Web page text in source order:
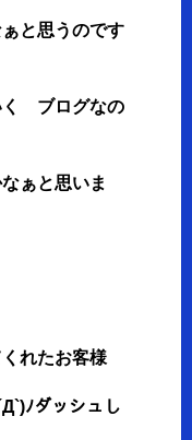
と思うのです
く ブログなの
ぁと思いま
れたお客様
ﾉダッシュし